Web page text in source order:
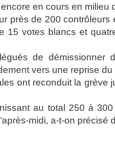
en cours en milieu
près de 200
15 votes blancs et
de démissionner
vers une reprise
ont reconduit la grève
au total 250 à
midi, a-t-on précisé